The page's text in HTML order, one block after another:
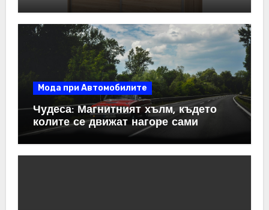
Мода при Автомобилите
Чудеса: Магнитният хълм, където
колите се движат нагоре сами